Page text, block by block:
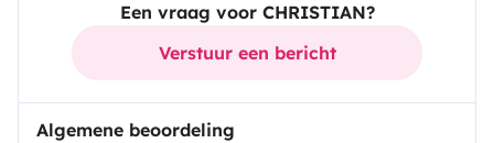
Een vraag voor CHRISTIAN?
Verstuur een bericht
Algemene beoordeling